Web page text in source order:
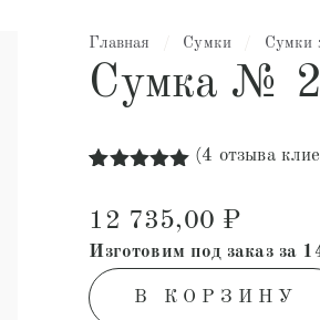
Главная Сумки Сумки
Сумка №
на основе
опроса
пользователей
(4 отзыва
12 735,00 ₽
Изготовим под заказ за
В КОРЗИНУ